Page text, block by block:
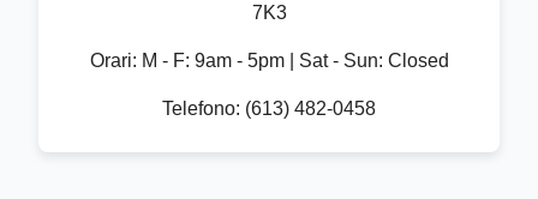
7K3
Orari: M - F: 9am - 5pm | Sat - Sun: Closed
Telefono: (613) 482-0458